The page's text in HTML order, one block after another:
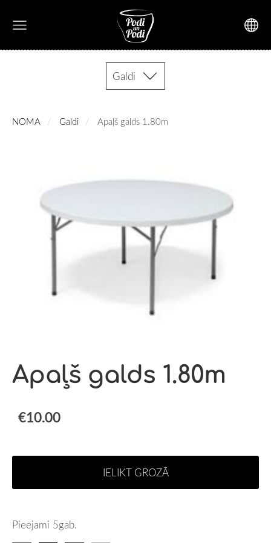
Galdi
NOMA Galdi Apaļš galds 1.80m
Apaļš galds 1.80m
€10.00
IELIKT GROZĀ
Pieejami 5gab.